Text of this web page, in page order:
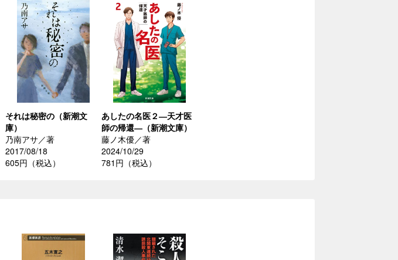
それは秘密の（新潮文
庫）
乃南アサ／著
2017/08/18
605円（税込）
あしたの名医２―天才医
師の帰還―（新潮文庫）
藤ノ木優／著
2024/10/29
781円（税込）